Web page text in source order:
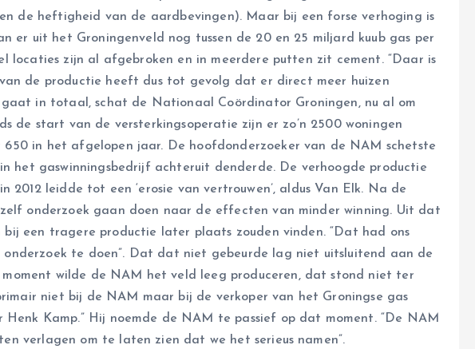
de heftigheid van de aardbevingen). Maar bij een forse verhoging is
er uit het Groningenveld nog tussen de 20 en 25 miljard kuub gas per
locaties zijn al afgebroken en in meerdere putten zit cement. “Daar is
de productie heeft dus tot gevolg dat er direct meer huizen
in totaal, schat de Nationaal Coördinator Groningen, nu al om
de start van de versterkingsoperatie zijn er zo’n 2500 woningen
in het afgelopen jaar. De hoofdonderzoeker van de NAM schetste
in het gaswinningsbedrijf achteruit denderde. De verhoogde productie
2012 leidde tot een ‘erosie van vertrouwen’, aldus Van Elk. Na de
onderzoek gaan doen naar de effecten van minder winning. Uit dat
bij een tragere productie later plaats zouden vinden. “Dat had ons
onderzoek te doen”. Dat dat niet gebeurde lag niet uitsluitend aan de
moment wilde de NAM het veld leeg produceren, dat stond niet ter
niet bij de NAM maar bij de verkoper van het Groningse gas
Kamp.” Hij noemde de NAM te passief op dat moment. “De NAM
verlagen om te laten zien dat we het serieus namen”.